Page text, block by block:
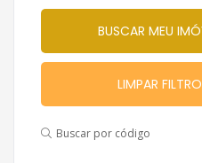
LIMPAR FILTRO
Buscar por código